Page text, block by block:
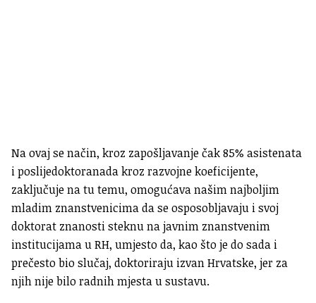
Na ovaj se način, kroz zapošljavanje čak 85% asistenata
i poslijedoktoranada kroz razvojne koeficijente,
zaključuje na tu temu, omogućava našim najboljim
mladim znanstvenicima da se osposobljavaju i svoj
doktorat znanosti steknu na javnim znanstvenim
institucijama u RH, umjesto da, kao što je do sada i
prečesto bio slučaj, doktoriraju izvan Hrvatske, jer za
njih nije bilo radnih mjesta u sustavu.